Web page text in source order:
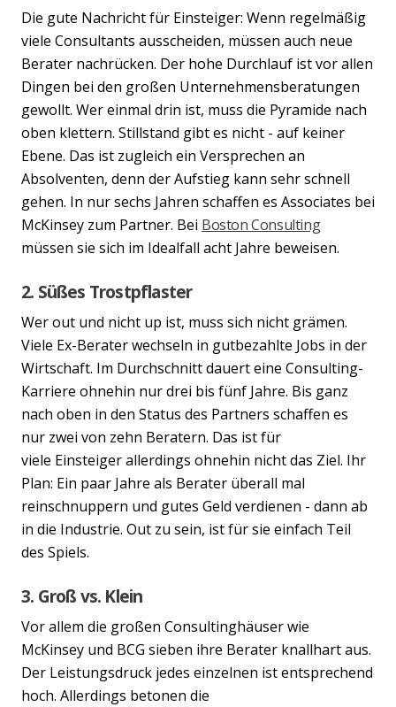
Die gute Nachricht für Einsteiger: Wenn regelmäßig
viele Consultants ausscheiden, müssen auch neue
Berater nachrücken. Der hohe Durchlauf ist vor allen
Dingen bei den großen Unternehmensberatungen
gewollt. Wer einmal drin ist, muss die Pyramide nach
oben klettern. Stillstand gibt es nicht - auf keiner
Ebene. Das ist zugleich ein Versprechen an
Absolventen, denn der Aufstieg kann sehr schnell
gehen. In nur sechs Jahren schaffen es Associates bei
McKinsey zum Partner. Bei Boston Consulting
müssen sie sich im Idealfall acht Jahre beweisen.
2. Süßes Trostpflaster
Wer out und nicht up ist, muss sich nicht grämen.
Viele Ex-Berater wechseln in gutbezahlte Jobs in der
Wirtschaft. Im Durchschnitt dauert eine Consulting-
Karriere ohnehin nur drei bis fünf Jahre. Bis ganz
nach oben in den Status des Partners schaffen es
nur zwei von zehn Beratern. Das ist für
viele Einsteiger allerdings ohnehin nicht das Ziel. Ihr
Plan: Ein paar Jahre als Berater überall mal
reinschnuppern und gutes Geld verdienen - dann ab
in die Industrie. Out zu sein, ist für sie einfach Teil
des Spiels.
3. Groß vs. Klein
Vor allem die großen Consultinghäuser wie
McKinsey und BCG sieben ihre Berater knallhart aus.
Der Leistungsdruck jedes einzelnen ist entsprechend
hoch. Allerdings betonen die